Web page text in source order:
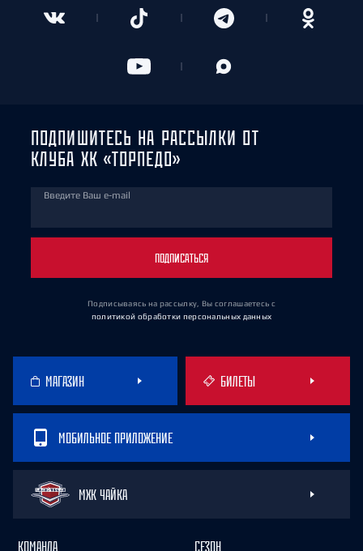
ПОДПИШИТЕСЬ НА РАССЫЛКИ ОТ
КЛУБА ХК «ТОРПЕДО»
Введите Ваш e-mail
ПОДПИСАТЬСЯ
Подписываясь на рассылку, Вы соглашаетесь с
политикой обработки персональных данных
МАГАЗИН БИЛЕТЫ
МОБИЛЬНОЕ ПРИЛОЖЕНИЕ
МХК ЧАЙКА
КОМАНДА СЕЗОН